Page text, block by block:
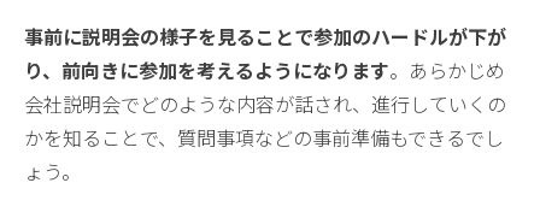
事前に説明会の様子を見ることで参加のハードルが下が
り、前向きに参加を考えるようになります。あらかじめ
会社説明会でどのような内容が話され、進行していくの
かを知ることで、質問事項などの事前準備もできるでし
ょう。